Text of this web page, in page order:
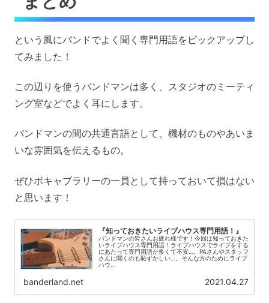
という風にバンドでよく聞く専門用語をピックアップし
てみました！
この辺りを使うバンドマンは多く、スタジオのミーティ
ング室などでよく耳にします。
バンドマンの間の共通言語として、機材のものやあいま
いな雰囲気を伝えるもの。
ぜひボキャブラリーの一員として持っておいて損はない
と思います！
『知っておきたいライブハウス専門用語！』
バンドマンの皆さんお疲れ様です！今回は知っておきた
いライブハウス専門用語！ライブハウスでライブをする
にあたって専門用語が多くて不安…。PAさんやスタッフ
さんに聞くのも恥ずかしい…。そんな方のためにライブ
ハウ...
banderland.net 2021.04.27